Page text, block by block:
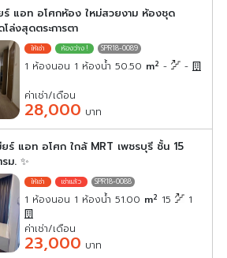
ร์ แอท อโศกห้อง ใหม่สวยงาม ห้องชุด
ล่งสุดตระการตา
SPR18-0089
1 ห้องนอน 1 ห้องน้ำ 50.50 m2 - -
ค่าเช่า/เดือน
28,000 บาท
ยร์ แอท อโศก ใกล้ MRT เพชรบุรี ชั้น 15
ม. ✨
SPR18-0088
1 ห้องนอน 1 ห้องน้ำ 51.00 m2 15 1
ค่าเช่า/เดือน
23,000 บาท